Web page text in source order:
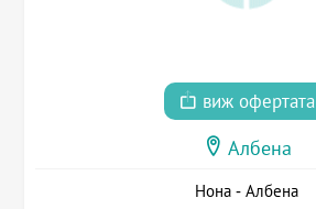
виж офертата
Албена
Нона - Албена